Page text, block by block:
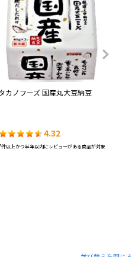
カノフーズ 国産丸大豆納豆
4.32
以上かつ半年以内にレビューがある商品が対象